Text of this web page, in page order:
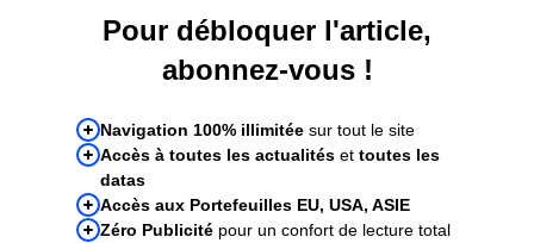
Pour débloquer l'article,
abonnez-vous !
Navigation 100% illimitée sur tout le site
Accès à toutes les actualités et toutes les
datas
Accès aux Portefeuilles EU, USA, ASIE
Zéro Publicité pour un confort de lecture total